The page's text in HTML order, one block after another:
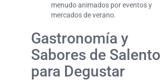
menudo animados por eventos y
mercados de verano.
Gastronomía y
Sabores de Salento
para Degustar